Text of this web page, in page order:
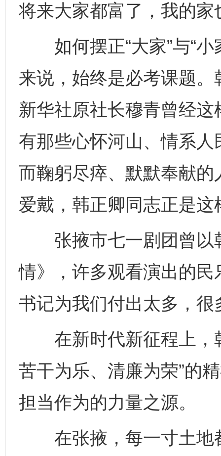
将来大家都富了，我的家
如何摆正“大家”与“小
来说，始终是必考课题
新华社原社长穆青曾经
有那些心怀河山、情系
而鞠躬尽瘁、默默奉献
爱戴，韩正卿同志正是这
张掖市七一剧团曾以
情》，许多观看演出的民
书记为我们付出太多，很
在新时代新征程上，
苦干为乐、清廉为荣”的
担当作为的力量之源。
在张掖，每一寸土地